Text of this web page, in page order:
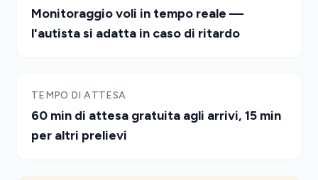
Monitoraggio voli in tempo reale —
l'autista si adatta in caso di ritardo
TEMPO DI ATTESA
60 min di attesa gratuita agli arrivi, 15 min
per altri prelievi